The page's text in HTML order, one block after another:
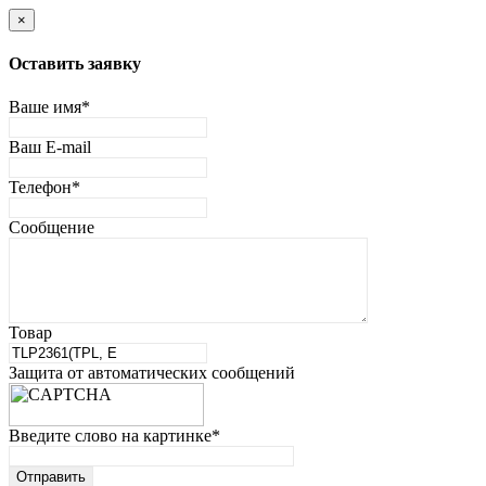
×
Оставить заявку
Ваше имя*
Ваш E-mail
Телефон*
Сообщение
Товар
Защита от автоматических сообщений
Введите слово на картинке*